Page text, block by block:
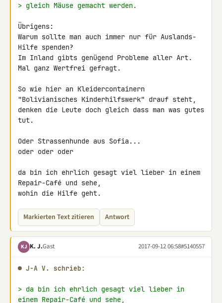
> gleich Mäuse gemacht werden.
Übrigens:
Warum sollte man auch immer nur für Auslands-
Hilfe spenden?
Im Inland gibts genügend Probleme aller Art.
Mal ganz Wertfrei gefragt.
So wie hier an Kleidercontainern
"Bolivianisches Kinderhilfswerk" drauf steht,
denken die Leute doch gleich dass man was gutes
tut.
Oder Strassenhunde aus Sofia...
oder oder oder
da bin ich ehrlich gesagt viel lieber in einem
Repair-Café und sehe,
wohin die Hilfe geht.
Markierten Text zitieren Antwort
KJ K. J.Gast 2017-09-12 06:58#5140557
● J-A V. schrieb:
> da bin ich ehrlich gesagt viel lieber in
einem Repair-Café und sehe,